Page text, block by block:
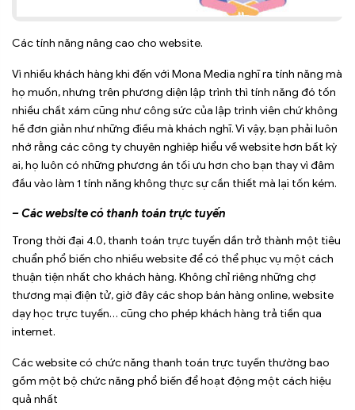
Các tính năng nâng cao cho website.
Vì nhiều khách hàng khi đến với Mona Media nghĩ ra tính năng mà
họ muốn, nhưng trên phương diện lập trình thì tính năng đó tốn
nhiều chất xám cũng như công sức của lập trình viên chứ không
hề đơn giản như những điều mà khách nghĩ. Vì vậy, bạn phải luôn
nhớ rằng các công ty chuyên nghiêp hiểu về website hơn bất kỳ
ai, họ luôn có những phương án tối ưu hơn cho bạn thay vì đâm
đầu vào làm 1 tính năng không thực sự cần thiết mà lại tốn kém.
– Các website có thanh toán trực tuyến
Trong thời đại 4.0, thanh toán trực tuyến dần trở thành một tiêu
chuẩn phổ biến cho nhiều website để có thể phục vụ một cách
thuận tiện nhất cho khách hàng. Không chỉ riêng những chợ
thương mại điện tử, giờ đây các shop bán hàng online, website
dạy học trực tuyến… cũng cho phép khách hàng trả tiền qua
internet.
Các website có chức năng thanh toán trực tuyến thường bao
gồm một bộ chức năng phổ biến để hoạt động một cách hiệu
quả nhất